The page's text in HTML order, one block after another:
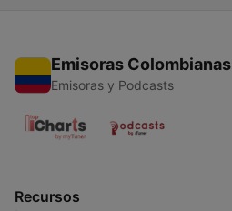
Emisoras Colombianas
Emisoras y Podcasts
Recursos